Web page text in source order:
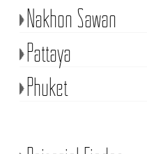
Nakhon Sawan
Pattaya
Phuket